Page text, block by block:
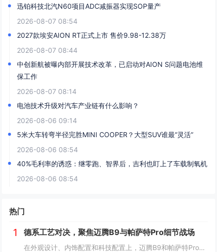
迅铂科技北汽N60项目ADC减振器实现SOP量产
2026-08-07 08:54
2027款埃安AION RT正式上市 售价9.98-12.38万
2026-08-07 08:44
中创新航被曝内部开展技术改革，已启动对AION S问题电池维
保工作
2026-08-07 08:14
电池技术升级对汽车产业链有什么影响？
2026-08-06 09:14
5米大车转弯半径完胜MINI COOPER？大型SUV谁最“灵活”
2026-08-06 08:54
40%毛利率的诱惑：继零跑、智界后，吉利也盯上了车载制氧机
2026-08-06 08:54
热门
1 德系工艺对决，聚焦迈腾B9与帕萨特Pro细节战场
在外观设计、内饰配置和科技配置上，迈腾B9和帕萨特Pro都有着一定的拥趸。作为B级车产品，两款车紧贴消费者需求，在同级别车型中都是性能翘楚。那么，该怎么选择呢？本文将对以上方面进行详细对比，为车友们提供选择建议。 风...